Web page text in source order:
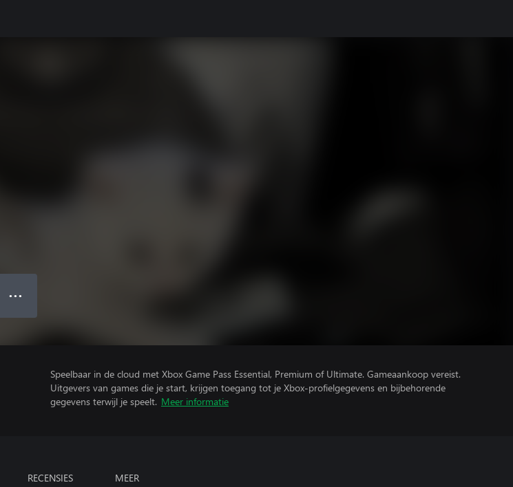
● ● ●
Speelbaar in de cloud met Xbox Game Pass Essential, Premium of Ultimate. Gameaankoop vereist.
Uitgevers van games die je start, krijgen toegang tot je Xbox-profielgegevens en bijbehorende
gegevens terwijl je speelt. Meer informatie
RECENSIES MEER